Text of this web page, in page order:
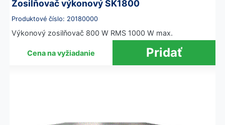
Zosilňovač výkonový SK1800
Produktové číslo: 20180000
Výkonový zosilňovač 800 W RMS 1000 W max.
Cena na vyžiadanie